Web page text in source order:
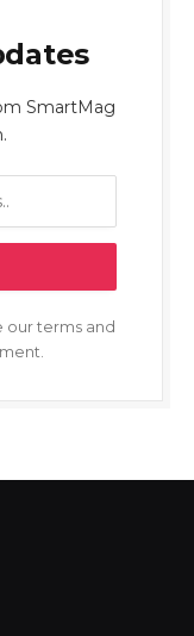
SmartMag
our terms and